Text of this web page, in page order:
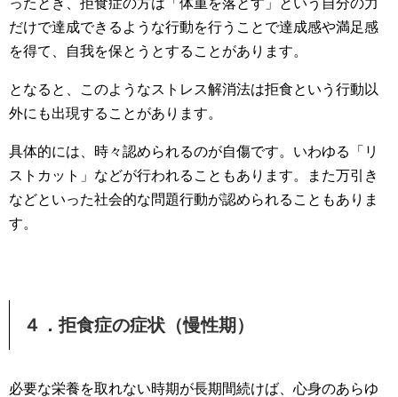
ったとき、拒食症の方は「体重を落とす」という自分の力
だけで達成できるような行動を行うことで達成感や満足感
を得て、自我を保とうとすることがあります。
となると、このようなストレス解消法は拒食という行動以
外にも出現することがあります。
具体的には、時々認められるのが自傷です。いわゆる「リ
ストカット」などが行われることもあります。また万引き
などといった社会的な問題行動が認められることもありま
す。
４．拒食症の症状（慢性期）
必要な栄養を取れない時期が長期間続けば、心身のあらゆ